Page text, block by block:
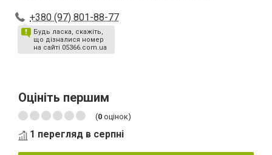
+380 (97) 801-88-77
Будь ласка, скажіть,
що дізналися номер
на сайті 05366.com.ua
Оцініть першим
(0 оцінок)
1 перегляд в серпні